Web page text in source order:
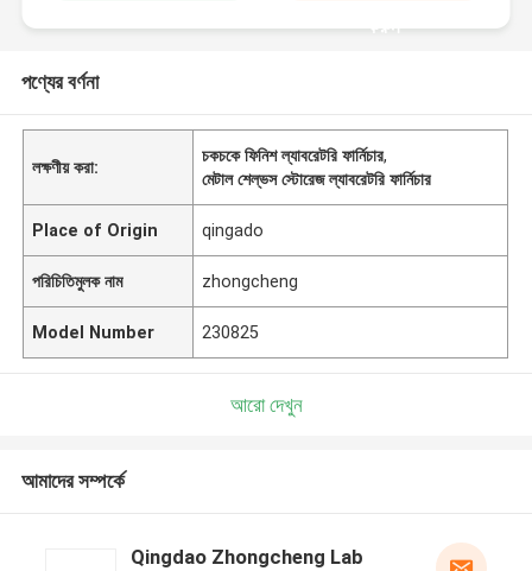
করুন
পণ্যের বর্ণনা
লক্ষণীয় করা:
চকচকে ফিনিশ ল্যাবরেটরি ফার্নিচার,
মেটাল শেল্ভস স্টোরেজ ল্যাবরেটরি ফার্নিচার
Place of Origin qingado
পরিচিতিমুলক নাম zhongcheng
Model Number 230825
আরো দেখুন
আমাদের সম্পর্কে
Qingdao Zhongcheng Lab